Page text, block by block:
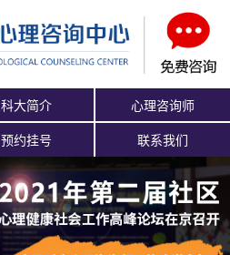
科大简介
心理咨询师
预约挂号 联系我们